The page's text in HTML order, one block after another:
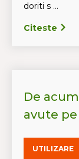
doriti s ...
Citeste
De
avute pe
UTILIZARE